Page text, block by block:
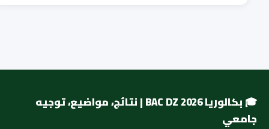
🎓 بكالوريا BAC DZ 2026 | نتائج، مواضيع، توجيه
جامعي